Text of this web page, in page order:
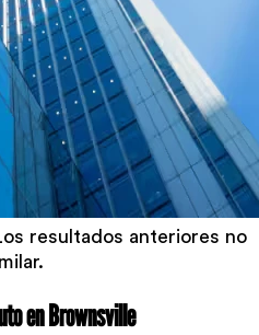
resultados anteriores no
en Brownsville